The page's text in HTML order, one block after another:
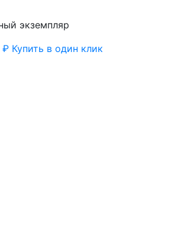
экземпляр
₽ Купить в один клик